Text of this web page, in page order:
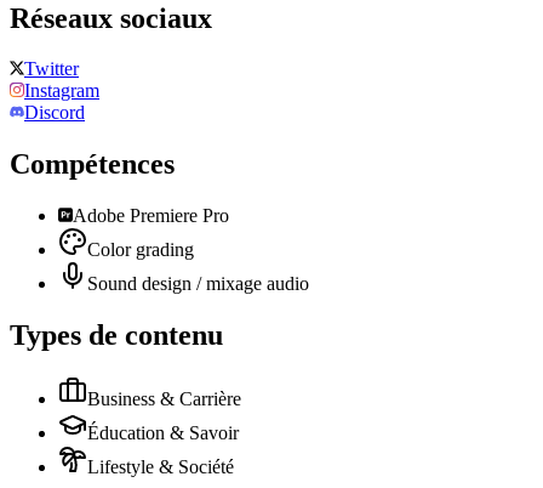
Réseaux sociaux
Twitter
Instagram
Discord
Compétences
Adobe Premiere Pro
Color grading
Sound design / mixage audio
Types de contenu
Business & Carrière
Éducation & Savoir
Lifestyle & Société